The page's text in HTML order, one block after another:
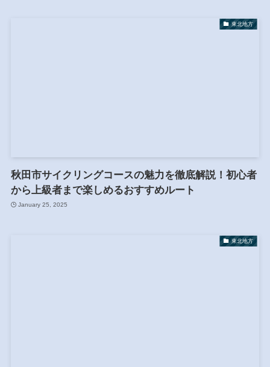
東北地方
秋田市サイクリングコースの魅力を徹底解説！初心者
から上級者まで楽しめるおすすめルート
January 25, 2025
東北地方